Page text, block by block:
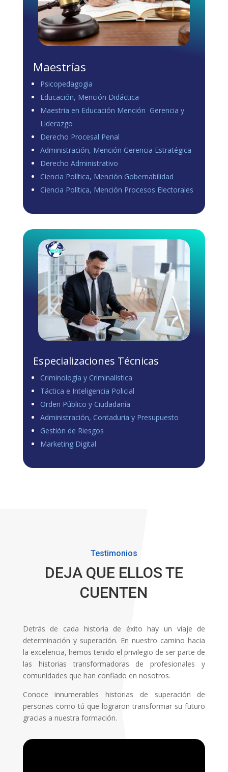
Maestrías
Psicopedagogia
Educación, Mención Didáctica
Maestria en Educación Mención Gerencia y
Liderazgo
Derecho Procesal Penal
Administración, Mención Gerencia Estratégica
Derecho Administrativo
Ciencia Política, Mención Gobernabilidad
Ciencia Política, Mención Procesos Electorales
Especializaciones Técnicas
Criminología y Criminalística
Táctica e Inteligencia Policial
Orden Público y Ciudadanía
Administración, Contaduria y Presupuesto
Gestión de Riesgos
Marketing Digital
Testimonios
DEJA QUE ELLOS TE
CUENTEN
Detrás de cada historia de éxito hay un viaje de
determinación y superación. En nuestro camino hacia
la excelencia, hemos tenido el privilegio de ser parte de
las historias transformadoras de profesionales y
comunidades que han confiado en nosotros.
Conoce innumerables historias de superación de
personas como tú que lograron transformar su futuro
gracias a nuestra formación.